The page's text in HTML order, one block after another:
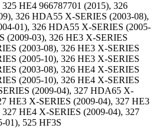
HE4 966787701 (2015), 326
326 HDA55 X-SERIES (2003-08),
01), 326 HDA55 X-SERIES (2005-
(2009-03), 326 HE3 X-SERIES
(2003-08), 326 HE3 X-SERIES
(2005-10), 326 HE3 X-SERIES
(2003-08), 326 HE4 X-SERIES
(2005-10), 326 HE4 X-SERIES
(2009-04), 327 HDA65 X-
HE3 X-SERIES (2009-04), 327 HE3
HE4 X-SERIES (2009-04), 327
01), 525 HF3S